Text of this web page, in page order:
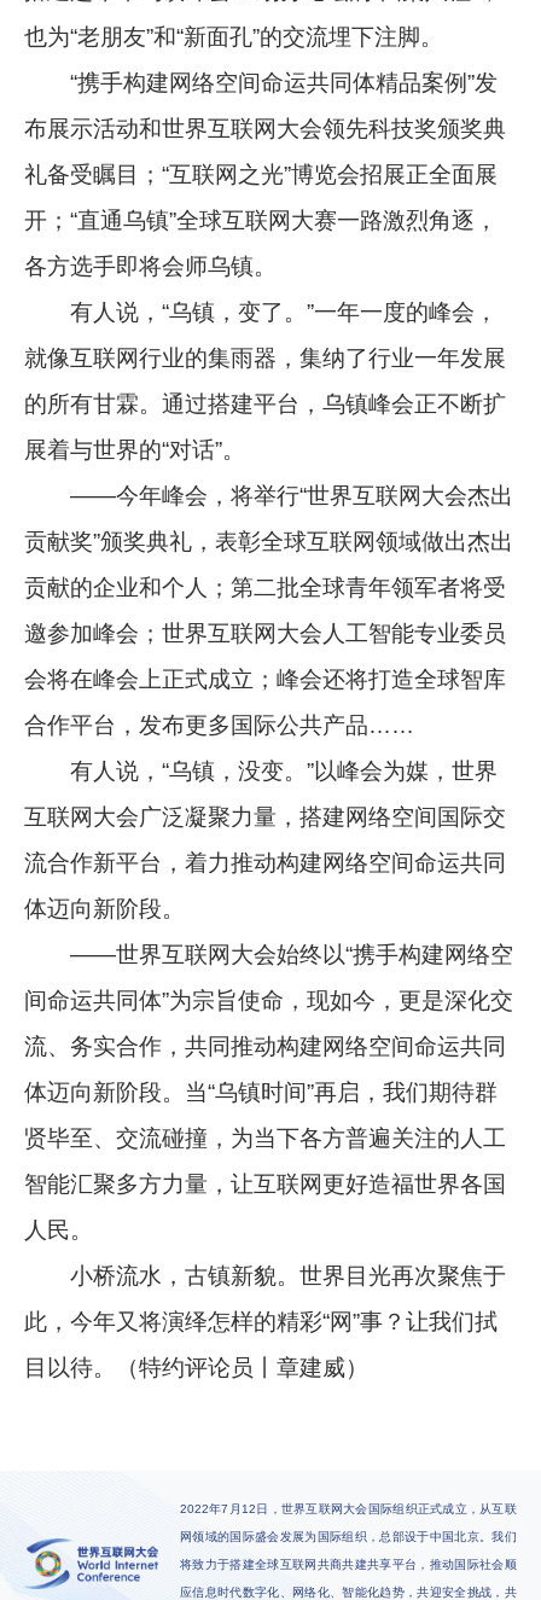
也为“老朋友”和“新面孔”的交流埋下注脚。
“携手构建网络空间命运共同体精品案例”发
布展示活动和世界互联网大会领先科技奖颁奖典
礼备受瞩目；“互联网之光”博览会招展正全面展
开；“直通乌镇”全球互联网大赛一路激烈角逐，
各方选手即将会师乌镇。
有人说，“乌镇，变了。”一年一度的峰会，
就像互联网行业的集雨器，集纳了行业一年发展
的所有甘霖。通过搭建平台，乌镇峰会正不断扩
展着与世界的“对话”。
——今年峰会，将举行“世界互联网大会杰出
贡献奖”颁奖典礼，表彰全球互联网领域做出杰出
贡献的企业和个人；第二批全球青年领军者将受
邀参加峰会；世界互联网大会人工智能专业委员
会将在峰会上正式成立；峰会还将打造全球智库
合作平台，发布更多国际公共产品……
有人说，“乌镇，没变。”以峰会为媒，世界
互联网大会广泛凝聚力量，搭建网络空间国际交
流合作新平台，着力推动构建网络空间命运共同
体迈向新阶段。
——世界互联网大会始终以“携手构建网络空
间命运共同体”为宗旨使命，现如今，更是深化交
流、务实合作，共同推动构建网络空间命运共同
体迈向新阶段。当“乌镇时间”再启，我们期待群
贤毕至、交流碰撞，为当下各方普遍关注的人工
智能汇聚多方力量，让互联网更好造福世界各国
人民。
小桥流水，古镇新貌。世界目光再次聚焦于
此，今年又将演绎怎样的精彩“网”事？让我们拭
目以待。（特约评论员丨章建威）
2022年7月12日，世界互联网大会国际组织正式成立，从互联
网领域的国际盛会发展为国际组织，总部设于中国北京。我们
将致力于搭建全球互联网共商共建共享平台，推动国际社会顺
应信息时代数字化、网络化、智能化趋势，共迎安全挑战，共